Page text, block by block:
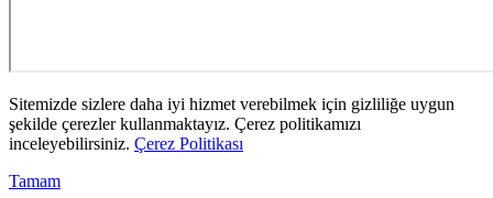
Sitemizde sizlere daha iyi hizmet verebilmek için gizliliğe uygun
şekilde çerezler kullanmaktayız. Çerez politikamızı
inceleyebilirsiniz. Çerez Politikası
Tamam